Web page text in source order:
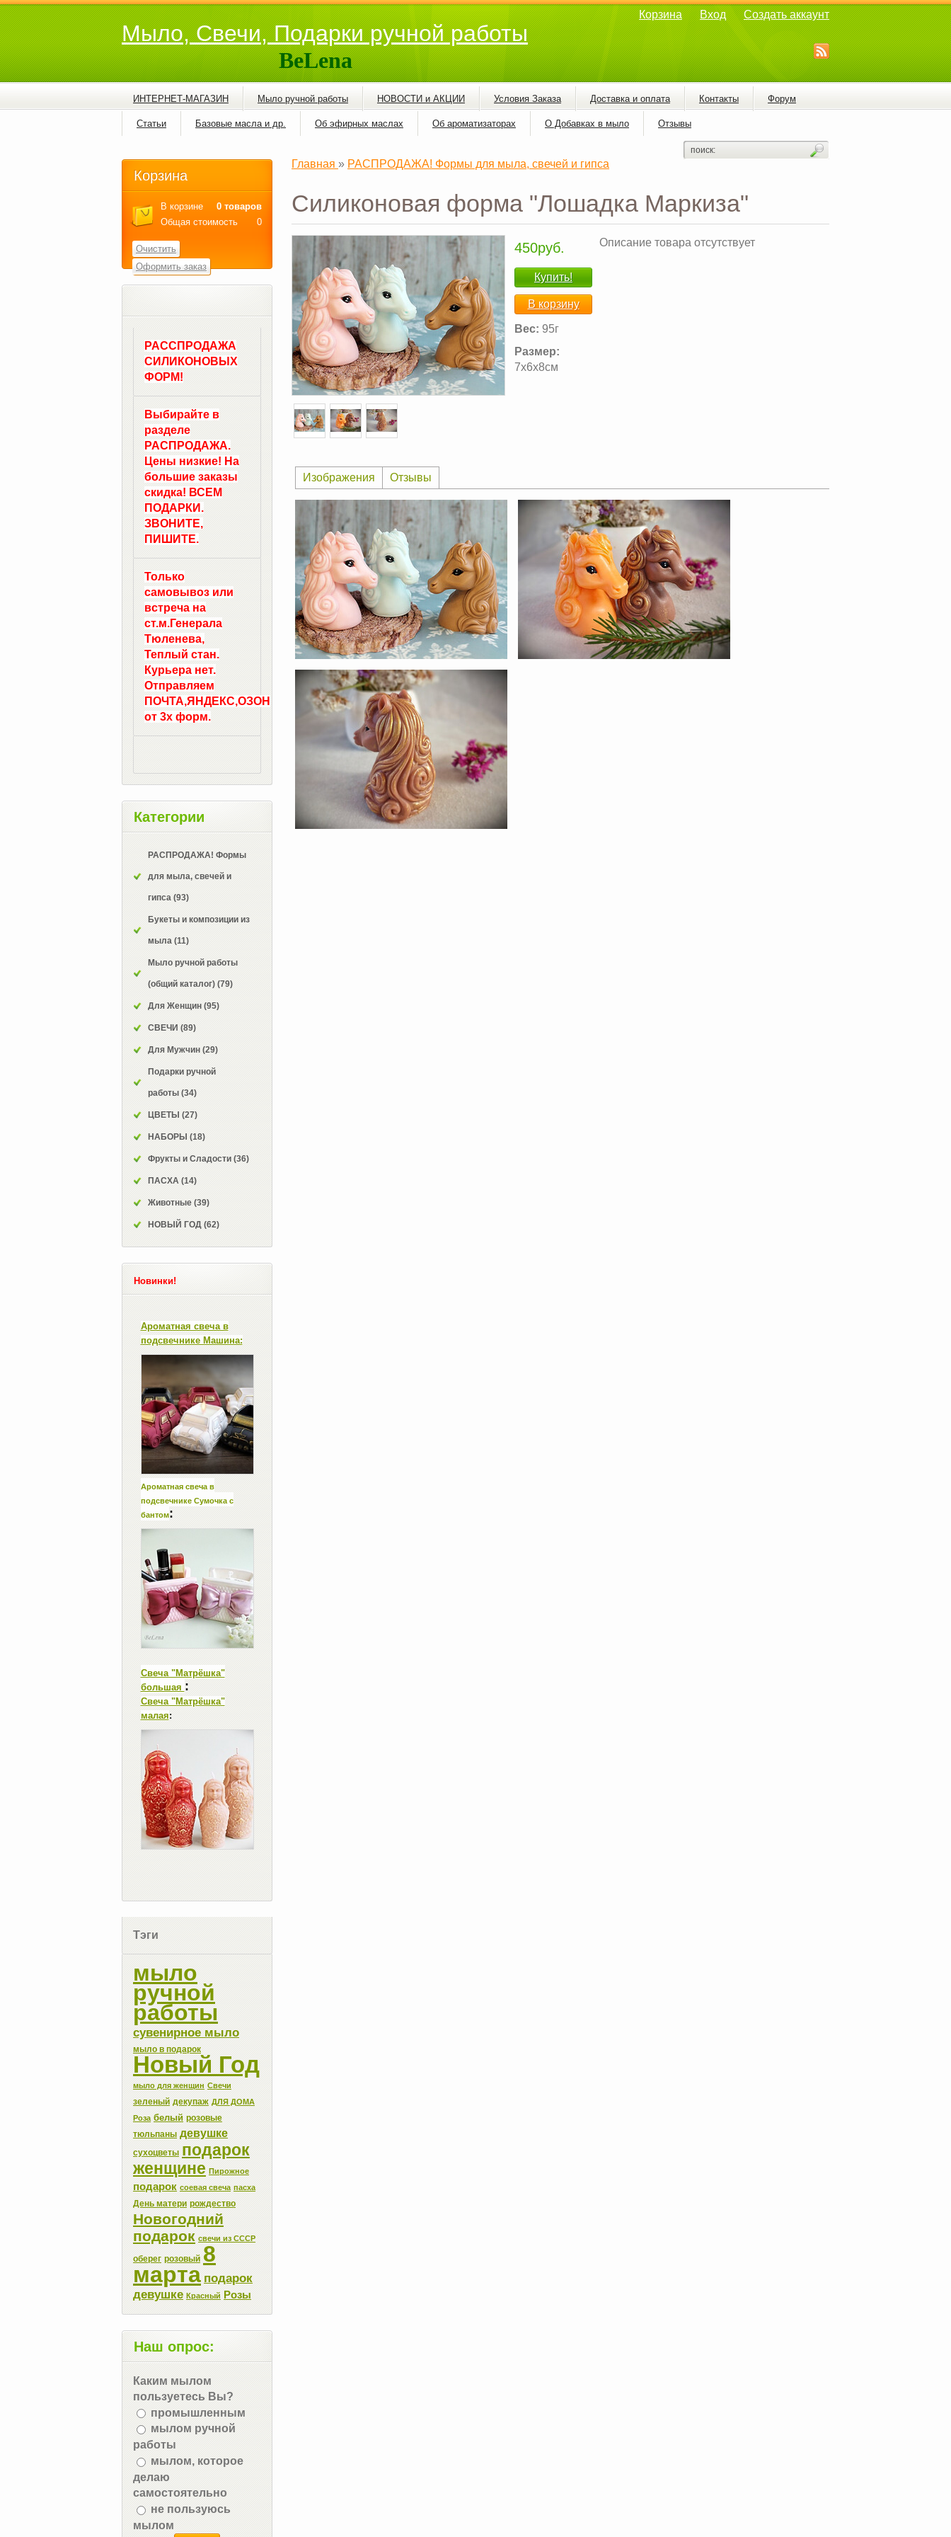
Мыло, Свечи, Подарки ручной работы
BeLena
Корзина Вход Создать аккаунт
ИНТЕРНЕТ-МАГАЗИН Мыло ручной работы НОВОСТИ и АКЦИИ Условия Заказа Доставка и оплата Контакты Форум
Статьи Базовые масла и др. Об эфирных маслах Об ароматизаторах О Добавках в мыло Отзывы
Главная » РАСПРОДАЖА! Формы для мыла, свечей и гипса
Силиконовая форма "Лошадка Маркиза"
450руб.
Купить!
В корзину
Вес: 95г
Размер:
7х6х8см
Описание товара отсутствует
Изображения Отзывы
Корзина
В корзине
0 товаров
Общая стоимость
0
Очистить
Оформить заказ
РАССПРОДАЖА
СИЛИКОНОВЫХ
ФОРМ!
Выбирайте в
разделе
РАСПРОДАЖА.
Цены низкие! На
большие заказы
скидка! ВСЕМ
ПОДАРКИ.
ЗВОНИТЕ,
ПИШИТЕ.
Только
самовывоз или
встреча на
ст.м.Генерала
Тюленева,
Теплый стан.
Курьера нет.
Отправляем
ПОЧТА,ЯНДЕКС,ОЗОН
от 3х форм.
Категории
РАСПРОДАЖА! Формы
для мыла, свечей и
гипса (93)
Букеты и композиции из
мыла (11)
Мыло ручной работы
(общий каталог) (79)
Для Женщин (95)
СВЕЧИ (89)
Для Мужчин (29)
Подарки ручной
работы (34)
ЦВЕТЫ (27)
НАБОРЫ (18)
Фрукты и Сладости (36)
ПАСХА (14)
Животные (39)
НОВЫЙ ГОД (62)
Новинки!
Ароматная свеча в
подсвечнике Машина:
Ароматная свеча в
подсвечнике Сумочка с
бантом:
Свеча "Матрёшка"
большая :
Свеча "Матрёшка"
малая:
Тэги
мыло
ручной
работы
сувенирное мыло
мыло в подарок
Новый Год
мыло для женщин Свечи
зеленый декупаж ДЛЯ ДОМА
Роза белый розовые
тюльпаны девушке
сухоцветы подарок
женщине Пирожное
подарок соевая свеча пасха
День матери рождество
Новогодний
подарок свечи из СССР
оберег розовый 8
марта подарок
девушке Красный Розы
Наш опрос:
Каким мылом
пользуетесь Вы?
промышленным
мылом ручной
работы
мылом, которое
делаю
самостоятельно
не пользуюсь
мылом